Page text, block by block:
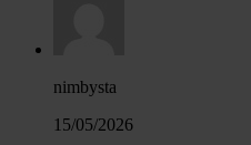
nimbysta
15/05/2026